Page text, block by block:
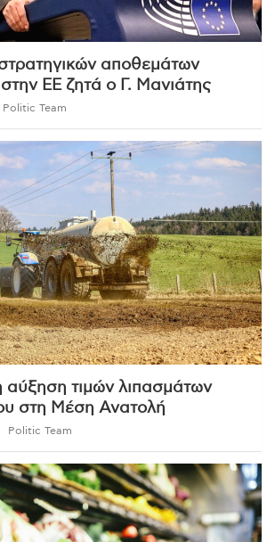
αποθεμάτων
ΕΕ ζητά ο Γ. Μανιάτης
Politic Team
αύξηση τιμών λιπασμάτων
στη Μέση Ανατολή
Politic Team